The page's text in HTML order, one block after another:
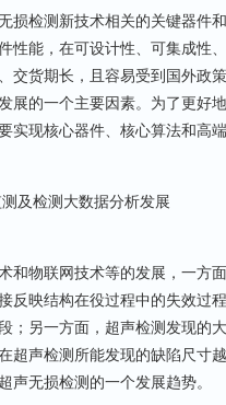
检测新技术相关的关键器件和
性能，在可设计性、可集成性
交货期长，且容易受到国外政
展的一个主要因素。为了更好
实现核心器件、核心算法和高端
检测大数据分析发展
物联网技术等的发展，一方面
反映结构在役过程中的失效过
；另一方面，超声检测发现的
超声检测所能发现的缺陷尺寸
声无损检测的一个发展趋势。